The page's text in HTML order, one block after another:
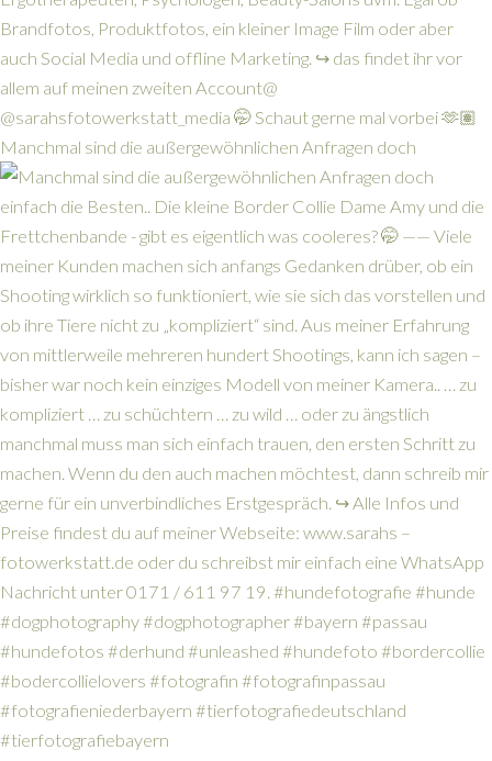
Manchmal sind die außergewöhnlichen Anfragen doch